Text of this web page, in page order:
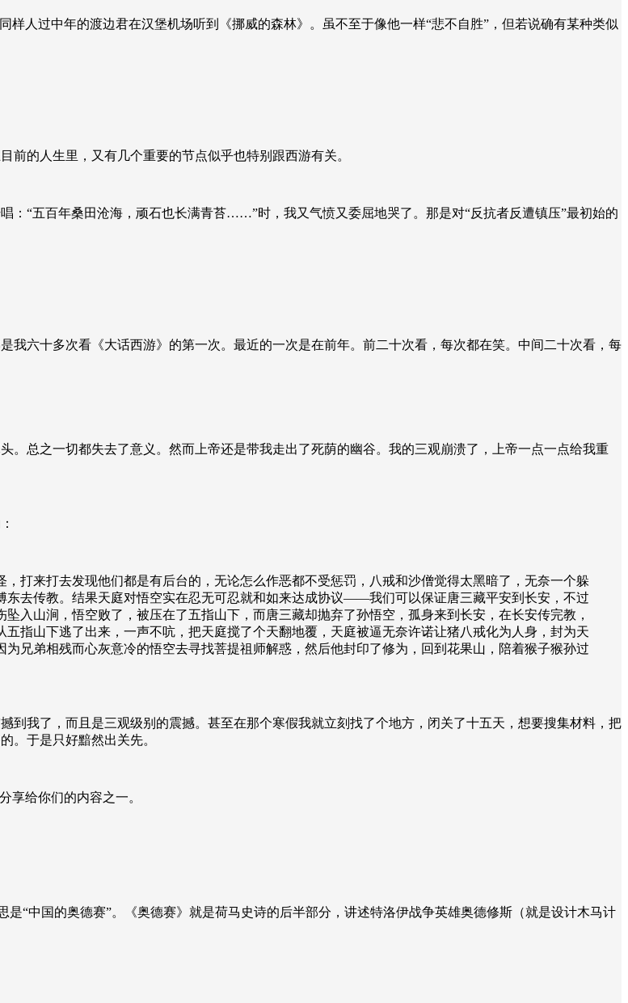
样人过中年的渡边君在汉堡机场听到《挪威的森林》。虽不至于像他一样“悲不自胜”，但若说确有某种类似
前的人生里，又有几个重要的节点似乎也特别跟西游有关。
：“五百年桑田沧海，顽石也长满青苔……”时，我又气愤又委屈地哭了。那是对“反抗者反遭镇压”最初始的
我六十多次看《大话西游》的第一次。最近的一次是在前年。前二十次看，每次都在笑。中间二十次看，每
。总之一切都失去了意义。然而上帝还是带我走出了死荫的幽谷。我的三观崩溃了，上帝一点一点给我重
打来打去发现他们都是有后台的，无论怎么作恶都不受惩罚，八戒和沙僧觉得太黑暗了，无奈一个躲
去传教。结果天庭对悟空实在忍无可忍就和如来达成协议——我们可以保证唐三藏平安到长安，不过
入山涧，悟空败了，被压在了五指山下，而唐三藏却抛弃了孙悟空，孤身来到长安，在长安传完教，
五指山下逃了出来，一声不吭，把天庭搅了个天翻地覆，天庭被逼无奈许诺让猪八戒化为人身，封为天
兄弟相残而心灰意冷的悟空去寻找菩提祖师解惑，然后他封印了修为，回到花果山，陪着猴子猴孙过
到我了，而且是三观级别的震撼。甚至在那个寒假我就立刻找了个地方，闭关了十五天，想要搜集材料，把
。于是只好黯然出关先。
享给你们的内容之一。
是“中国的奥德赛”。《奥德赛》就是荷马史诗的后半部分，讲述特洛伊战争英雄奥德修斯（就是设计木马计